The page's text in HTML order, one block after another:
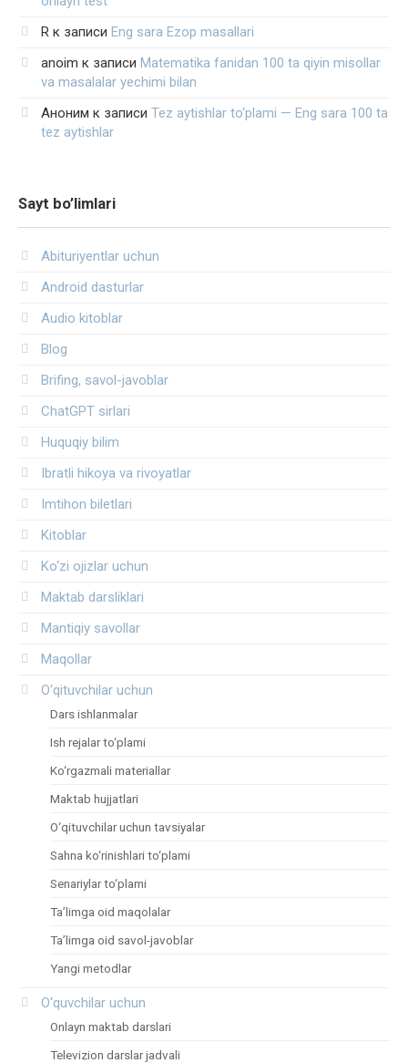
R к записи Eng sara Ezop masallari
anoim к записи Matematika fanidan 100 ta qiyin misollar
va masalalar yechimi bilan
Аноним к записи Tez aytishlar to‘plami — Eng sara 100 ta
tez aytishlar
Sayt bo’limlari
Abituriyentlar uchun
Android dasturlar
Audio kitoblar
Blog
Brifing, savol-javoblar
ChatGPT sirlari
Huquqiy bilim
Ibratli hikoya va rivoyatlar
Imtihon biletlari
Kitoblar
Ko‘zi ojizlar uchun
Maktab darsliklari
Mantiqiy savollar
Maqollar
O‘qituvchilar uchun
Dars ishlanmalar
Ish rejalar to‘plami
Ko‘rgazmali materiallar
Maktab hujjatlari
O‘qituvchilar uchun tavsiyalar
Sahna ko‘rinishlari to‘plami
Senariylar to‘plami
Ta’limga oid maqolalar
Ta’limga oid savol-javoblar
Yangi metodlar
O‘quvchilar uchun
Onlayn maktab darslari
Televizion darslar jadvali